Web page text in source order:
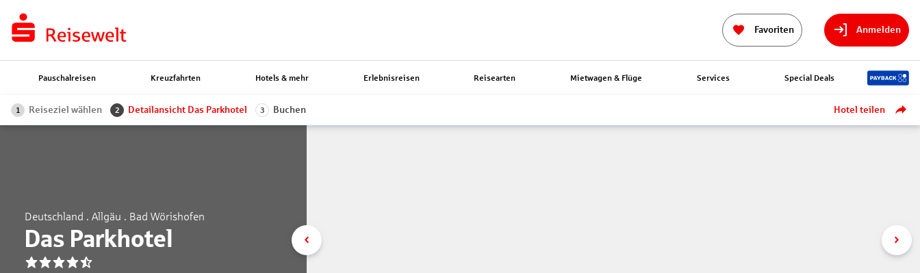
Favoriten Anmelden
Pauschalreisen Kreuzfahrten Hotels & mehr Erlebnisreisen Reisearten Mietwagen & Flüge Services Special Deals
1 Reiseziel wählen 2 Detailansicht Das Parkhotel 3 Buchen Hotel teilen
Deutschland . Allgäu . Bad Wörishofen
Das Parkhotel
4.5